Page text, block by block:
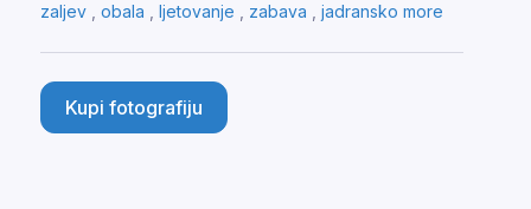
zaljev , obala , ljetovanje , zabava , jadransko more
Kupi fotografiju